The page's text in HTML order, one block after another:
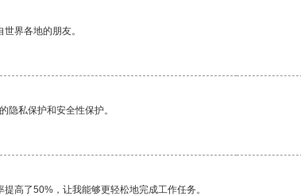
界各地的朋友。
隐私保护和安全性保护。
高了50%，让我能够更轻松地完成工作任务。